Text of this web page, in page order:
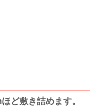
ど敷き詰めます。